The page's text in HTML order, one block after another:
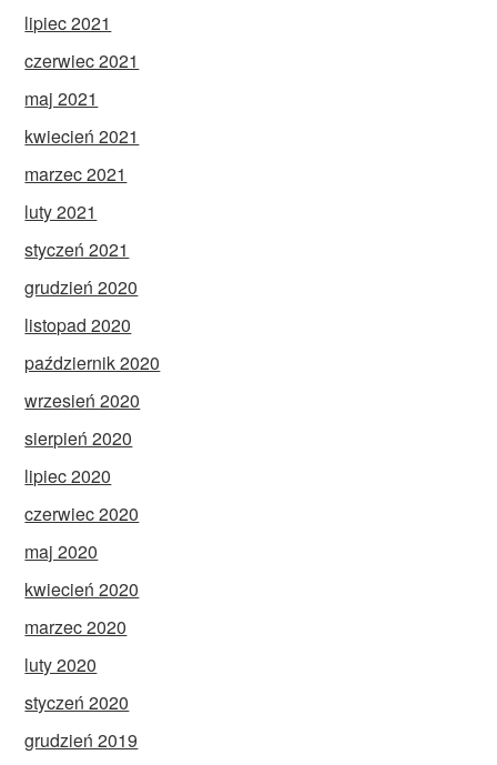
lipiec 2021
czerwiec 2021
maj 2021
kwiecień 2021
marzec 2021
luty 2021
styczeń 2021
grudzień 2020
listopad 2020
październik 2020
wrzesień 2020
sierpień 2020
lipiec 2020
czerwiec 2020
maj 2020
kwiecień 2020
marzec 2020
luty 2020
styczeń 2020
grudzień 2019